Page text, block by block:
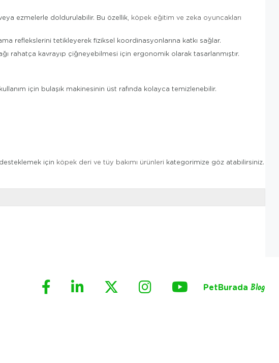
ezmelerle doldurulabilir. Bu özellik, köpek eğitim ve zeka oyuncakları
reflekslerini tetikleyerek fiziksel koordinasyonlarına katkı sağlar.
rahatça kavrayıp çiğneyebilmesi için ergonomik olarak tasarlanmıştır.
için bulaşık makinesinin üst rafında kolayca temizlenebilir.
için köpek deri ve tüy bakımı ürünleri kategorimize göz atabilirsiniz.
PetBurada Blog